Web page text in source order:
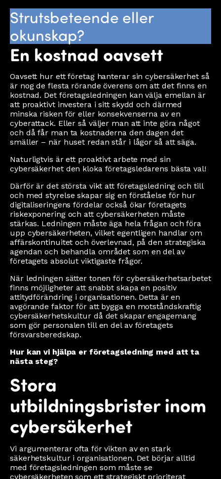
Strutsbeteende eller
okunskap?
En kostnad oavsett
Oavsett hur ett företag hanterar sin cybersäkerhet så
är nog de flesta rörande överens om att det finns en
kostnad. Det företagsledningen kan välja emellan är
att proaktivt investera i sitt skydd och därmed
minska risken för eller konsekvenserna av en
cyberattack. Eller så väljer man att inte göra något
och då får man ta kostnaderna den dagen det
smäller – när huset redan står i lågor så att säga.
Naturligtvis är ett proaktivt arbete med sin
cybersäkerhet den kloka företagsledarens bästa val!
Därför är det största vikt att företagsledning och till
och med styrelse skapar sig en förståelse för hur
digitaliseringens fördelar också ökar företagets
riskexponering och att cybersäkerheten måste
stärkas. Ledningen måste äga hela frågan och föra
upp cybersäkerheten, vilket egentligen handlar om
affärskontinuitet och överlevnad, på den strategiska
agendan och behandla området som en del av
företagets absolut viktigaste frågor.
När ledningen sätter tonen för cybersäkerhetsarbetet
finns möjligheter att snabbt skapa en positiv
attitydförändring i organisationen. Detta är en
avgörande faktor för att bygga en motståndskraftig
cybersäkerhetskultur då det skapar engagemang
som gör personalen till en del av företagets
försvarsberedskap.
Hur kan vi hjälpa er företagsledning med att ta
nästa steg?
Stora
utbildningsbrister inom
cybersäkerhet
Vi argumenterar ofta för vikten av en stark
säkerhetskultur i organisationen. Det börjar alltid
med företagsledningen som måste se
cybersäkerheten som ett strategiskt prioriterat